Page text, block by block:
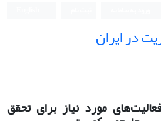
در ایران
مورد نیاز برای تحقق